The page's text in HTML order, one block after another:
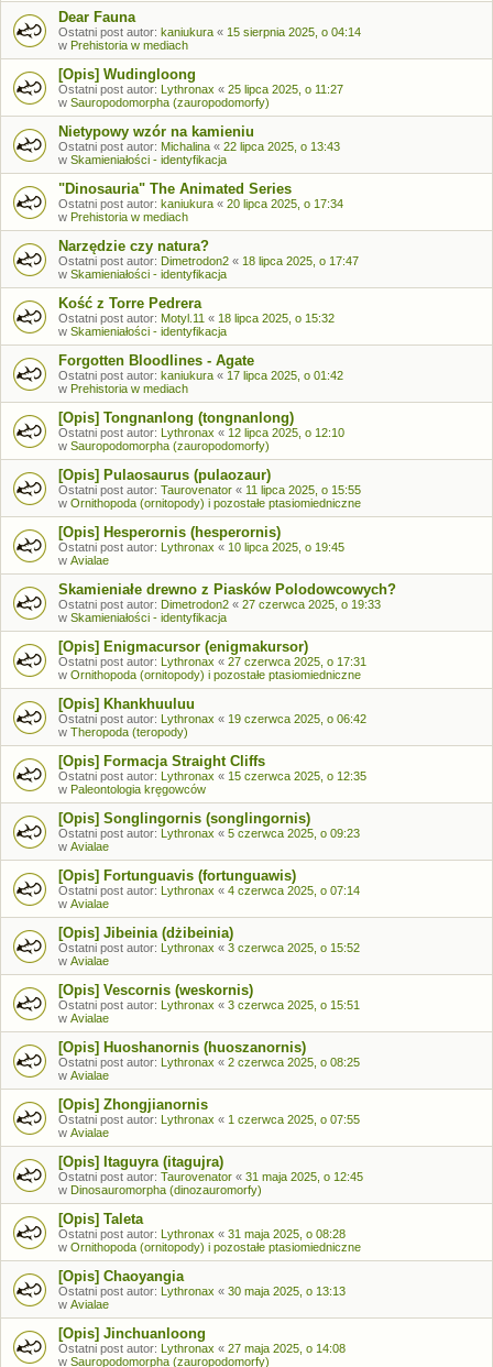
Dear Fauna
Ostatni post autor: kaniukura « 15 sierpnia 2025, o 04:14
w Prehistoria w mediach
[Opis] Wudingloong
Ostatni post autor: Lythronax « 25 lipca 2025, o 11:27
w Sauropodomorpha (zauropodomorfy)
Nietypowy wzór na kamieniu
Ostatni post autor: Michalina « 22 lipca 2025, o 13:43
w Skamieniałości - identyfikacja
"Dinosauria" The Animated Series
Ostatni post autor: kaniukura « 20 lipca 2025, o 17:34
w Prehistoria w mediach
Narzędzie czy natura?
Ostatni post autor: Dimetrodon2 « 18 lipca 2025, o 17:47
w Skamieniałości - identyfikacja
Kość z Torre Pedrera
Ostatni post autor: Motyl.11 « 18 lipca 2025, o 15:32
w Skamieniałości - identyfikacja
Forgotten Bloodlines - Agate
Ostatni post autor: kaniukura « 17 lipca 2025, o 01:42
w Prehistoria w mediach
[Opis] Tongnanlong (tongnanlong)
Ostatni post autor: Lythronax « 12 lipca 2025, o 12:10
w Sauropodomorpha (zauropodomorfy)
[Opis] Pulaosaurus (pulaozaur)
Ostatni post autor: Taurovenator « 11 lipca 2025, o 15:55
w Ornithopoda (ornitopody) i pozostałe ptasiomiedniczne
[Opis] Hesperornis (hesperornis)
Ostatni post autor: Lythronax « 10 lipca 2025, o 19:45
w Avialae
Skamieniałe drewno z Piasków Polodowcowych?
Ostatni post autor: Dimetrodon2 « 27 czerwca 2025, o 19:33
w Skamieniałości - identyfikacja
[Opis] Enigmacursor (enigmakursor)
Ostatni post autor: Lythronax « 27 czerwca 2025, o 17:31
w Ornithopoda (ornitopody) i pozostałe ptasiomiedniczne
[Opis] Khankhuuluu
Ostatni post autor: Lythronax « 19 czerwca 2025, o 06:42
w Theropoda (teropody)
[Opis] Formacja Straight Cliffs
Ostatni post autor: Lythronax « 15 czerwca 2025, o 12:35
w Paleontologia kręgowców
[Opis] Songlingornis (songlingornis)
Ostatni post autor: Lythronax « 5 czerwca 2025, o 09:23
w Avialae
[Opis] Fortunguavis (fortunguawis)
Ostatni post autor: Lythronax « 4 czerwca 2025, o 07:14
w Avialae
[Opis] Jibeinia (dżibeinia)
Ostatni post autor: Lythronax « 3 czerwca 2025, o 15:52
w Avialae
[Opis] Vescornis (weskornis)
Ostatni post autor: Lythronax « 3 czerwca 2025, o 15:51
w Avialae
[Opis] Huoshanornis (huoszanornis)
Ostatni post autor: Lythronax « 2 czerwca 2025, o 08:25
w Avialae
[Opis] Zhongjianornis
Ostatni post autor: Lythronax « 1 czerwca 2025, o 07:55
w Avialae
[Opis] Itaguyra (itagujra)
Ostatni post autor: Taurovenator « 31 maja 2025, o 12:45
w Dinosauromorpha (dinozauromorfy)
[Opis] Taleta
Ostatni post autor: Lythronax « 31 maja 2025, o 08:28
w Ornithopoda (ornitopody) i pozostałe ptasiomiedniczne
[Opis] Chaoyangia
Ostatni post autor: Lythronax « 30 maja 2025, o 13:13
w Avialae
[Opis] Jinchuanloong
Ostatni post autor: Lythronax « 27 maja 2025, o 14:08
w Sauropodomorpha (zauropodomorfy)